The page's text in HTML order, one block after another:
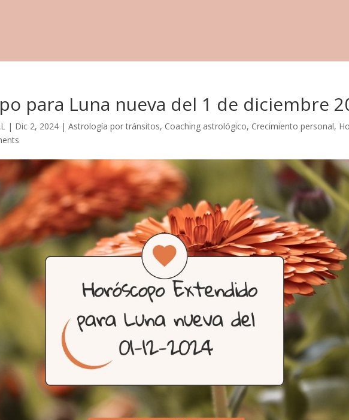
para Luna nueva del 1 de diciembre
| Dic 2, 2024 |Astrología por tránsitos, Coaching astrológico, Crecimiento personal,